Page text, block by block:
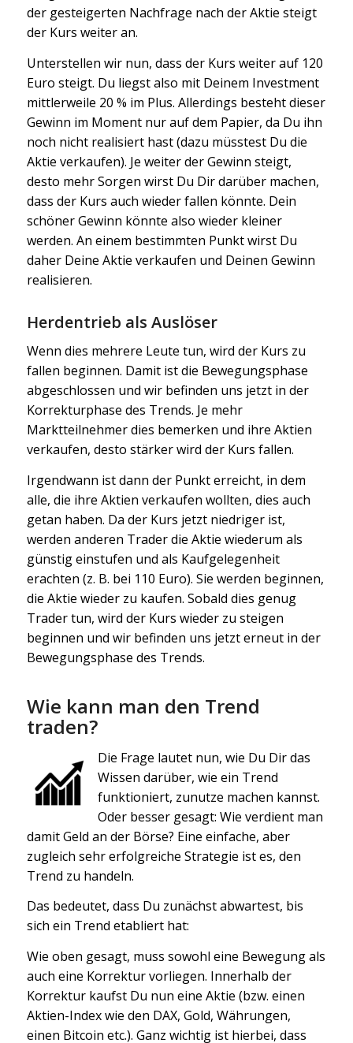
der gesteigerten Nachfrage nach der Aktie steigt
der Kurs weiter an.
Unterstellen wir nun, dass der Kurs weiter auf 120
Euro steigt. Du liegst also mit Deinem Investment
mittlerweile 20 % im Plus. Allerdings besteht dieser
Gewinn im Moment nur auf dem Papier, da Du ihn
noch nicht realisiert hast (dazu müsstest Du die
Aktie verkaufen). Je weiter der Gewinn steigt,
desto mehr Sorgen wirst Du Dir darüber machen,
dass der Kurs auch wieder fallen könnte. Dein
schöner Gewinn könnte also wieder kleiner
werden. An einem bestimmten Punkt wirst Du
daher Deine Aktie verkaufen und Deinen Gewinn
realisieren.
Herdentrieb als Auslöser
Wenn dies mehrere Leute tun, wird der Kurs zu
fallen beginnen. Damit ist die Bewegungsphase
abgeschlossen und wir befinden uns jetzt in der
Korrekturphase des Trends. Je mehr
Marktteilnehmer dies bemerken und ihre Aktien
verkaufen, desto stärker wird der Kurs fallen.
Irgendwann ist dann der Punkt erreicht, in dem
alle, die ihre Aktien verkaufen wollten, dies auch
getan haben. Da der Kurs jetzt niedriger ist,
werden anderen Trader die Aktie wiederum als
günstig einstufen und als Kaufgelegenheit
erachten (z. B. bei 110 Euro). Sie werden beginnen,
die Aktie wieder zu kaufen. Sobald dies genug
Trader tun, wird der Kurs wieder zu steigen
beginnen und wir befinden uns jetzt erneut in der
Bewegungsphase des Trends.
Wie kann man den Trend
traden?
Die Frage lautet nun, wie Du Dir das
Wissen darüber, wie ein Trend
funktioniert, zunutze machen kannst.
Oder besser gesagt: Wie verdient man
damit Geld an der Börse? Eine einfache, aber
zugleich sehr erfolgreiche Strategie ist es, den
Trend zu handeln.
Das bedeutet, dass Du zunächst abwartest, bis
sich ein Trend etabliert hat:
Wie oben gesagt, muss sowohl eine Bewegung als
auch eine Korrektur vorliegen. Innerhalb der
Korrektur kaufst Du nun eine Aktie (bzw. einen
Aktien-Index wie den DAX, Gold, Währungen,
einen Bitcoin etc.). Ganz wichtig ist hierbei, dass